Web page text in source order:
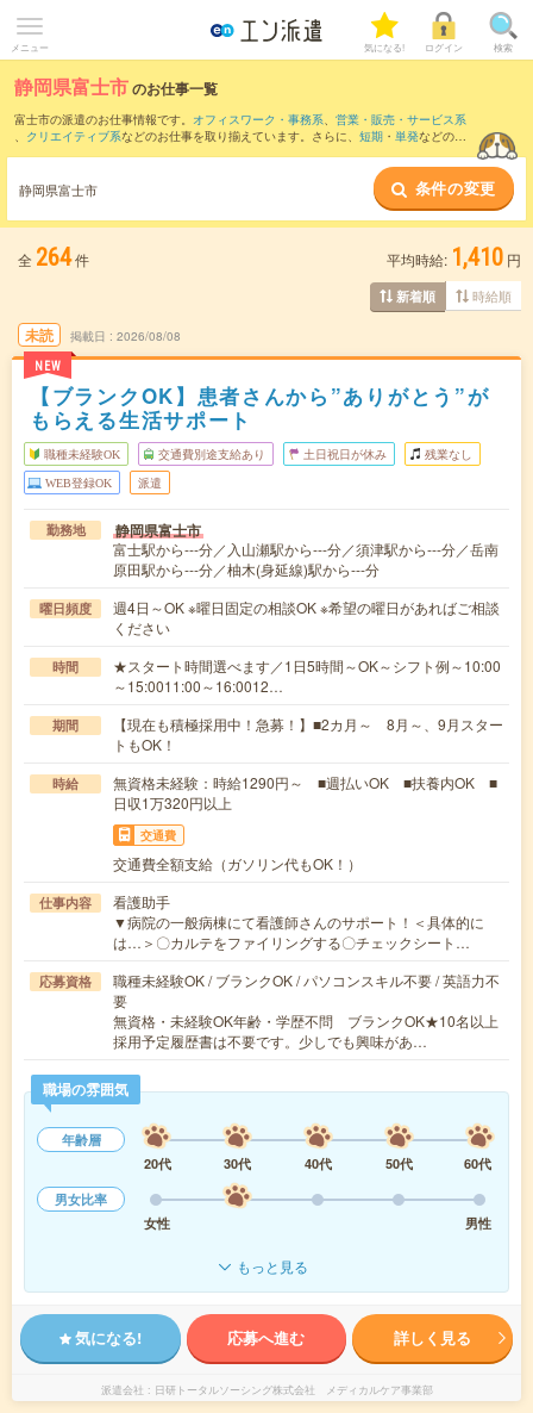
メニュー 気になる! ログイン 検索
静岡県富士市のお仕事一覧
富士市の派遣のお仕事情報です。 オフィスワーク・事務系、 営業・販売・サービス系
、 クリエイティブ系などのお仕事を取り揃えています。さらに、 短期 ・ 単発などの期
また、清水区・ など隣接エリアのお仕事もご確認いただけます。
静岡県富士市 条件の変更
全 264件 平均時給: 1,410 円
新着順 時給順
未読
NEW
掲載日 2026/08/08
【ブランクOK】患者さんから”ありがとう”が
もらえる生活サポート
職種未経験OK 交通費別途支給あり 土日祝日が休み 残業なし
WEB登録OK 派遣
勤務地 静岡県富士市
富士駅から---分／入山瀬駅から---分／須津駅から---分／岳南
原田駅から---分／柚木(身延線)駅から---分
曜日頻度
週4日～OK ※曜日固定の相談OK ※希望の曜日があればご相談
ください
時間
★スタート時間選べます／1日5時間～OK～シフト例～10:00
～15:0011:00～16:0012…
期間
【現在も積極採用中！急募！】■2カ月～ 8月～、9月スター
トもOK！
時給
無資格未経験：時給1290円～ ■週払いOK ■扶養内OK ■
日収1万320円以上
交通費
交通費全額支給（ガソリン代もOK！）
仕事内容
看護助手
▼病院の一般病棟にて看護師さんのサポート！＜具体的に
は…＞〇カルテをファイリングする〇チェックシート…
応募資格
職種未経験OK / ブランクOK / パソコンスキル不要 / 英語力不
要
無資格・未経験OK年齢・学歴不問 ブランクOK★10名以上
採用予定履歴書は不要です。少しでも興味があ…
職場の雰囲気
年齢層
20代
30代 40代 50代
60代
男女比率
女性
男性
もっと見る
気になる! 応募へ進む 詳しく見る
派遣会社 日研トータルソーシング株式会社 メディカルケア事業部